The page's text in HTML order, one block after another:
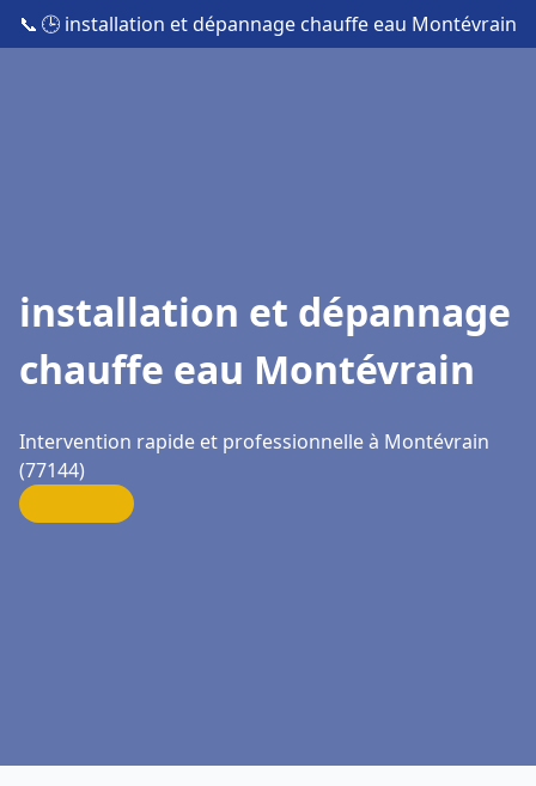
📞 🕒 installation et dépannage chauffe eau Montévrain
installation et dépannage
chauffe eau Montévrain
Intervention rapide et professionnelle à Montévrain
(77144)